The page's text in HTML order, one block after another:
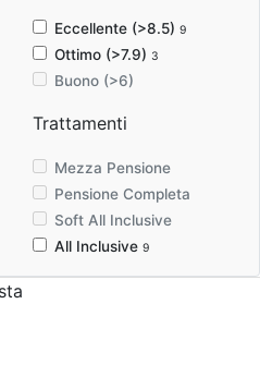
Eccellente (>8.5) 9
Ottimo (>7.9) 3
Buono (>6)
Trattamenti
Mezza Pensione
Pensione Completa
Soft All Inclusive
All Inclusive 9